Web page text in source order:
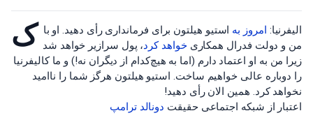
ک الیفرنیا: امروز به استیو هیلتون برای فرمانداری رأی دهید. او با
من و دولت فدرال همکاریخواهد کرد، پول سرازیر خواهد شد
زیرا من به او اعتماد دارم (اما به هیچ‌کدام از دیگران نه!) و ما کالیفرنیا
را دوباره عالی خواهیم ساخت. استیو هیلتون هرگز شما را ناامید
نخواهد کرد. همین الان رأی دهید!
اعتبار از شبکه اجتماعی حقیقت دونالد ترامپ